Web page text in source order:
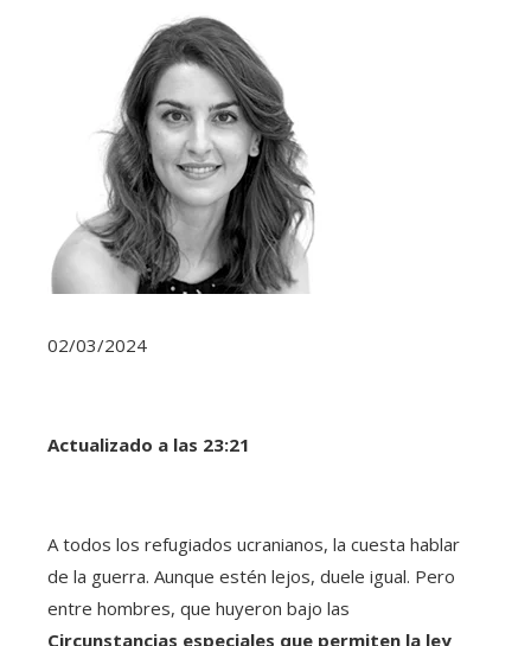
02/03/2024
Actualizado a las 23:21
A todos los refugiados ucranianos, la cuesta hablar
de la guerra. Aunque estén lejos, duele igual. Pero
entre hombres, que huyeron bajo las
Circunstancias especiales que permiten la ley